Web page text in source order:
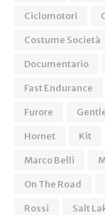
Ciclomotori
Costume Società
Documentario
Fast Endurance
Furore
Hornet
Kit
Marco Belli
On The Road
Rossi
Salt